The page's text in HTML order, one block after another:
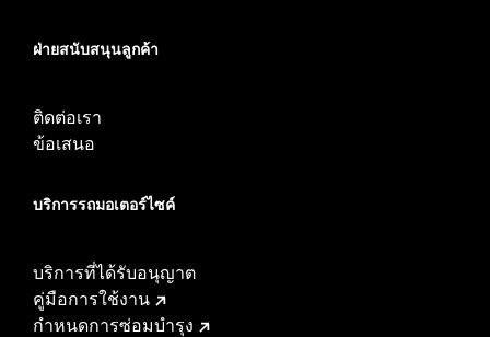
ฝ่ายสนับสนุนลูกค้า
ติดต่อเรา
ข้อเสนอ
บริการรถมอเตอร์ไซค์​
บริการที่ได้รับอนุญาต
คู่มือการใช้งาน
กำหนดการซ่อมบำรุง